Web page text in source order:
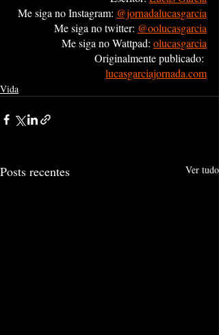
Me siga no Instagram: @jornadalucasgarcia
Me siga no twitter: @oolucasgarcia
Me siga no Wattpad: olucasgarcia
Originalmente publicado:
lucasgarciajornada.com
Vida
Posts recentes Ver tudo